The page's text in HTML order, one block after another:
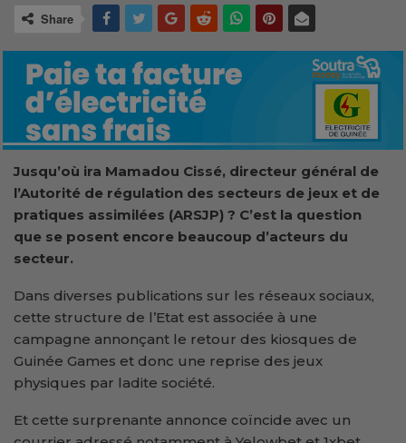
Share
Jusqu’où ira Mamadou Cissé, directeur général de
l’Autorité de régulation des secteurs de jeux et de
pratiques assimilées (ARSJP) ? C’est la question
que se posent encore beaucoup d’acteurs du
secteur.
Dans diverses publications sur les réseaux sociaux,
cette structure de l’Etat est associée à une
campagne annonçant le retour des kiosques de
Guinée Games et donc une reprise des jeux
physiques par ladite société.
Et cette surprenante annonce coïncide avec un